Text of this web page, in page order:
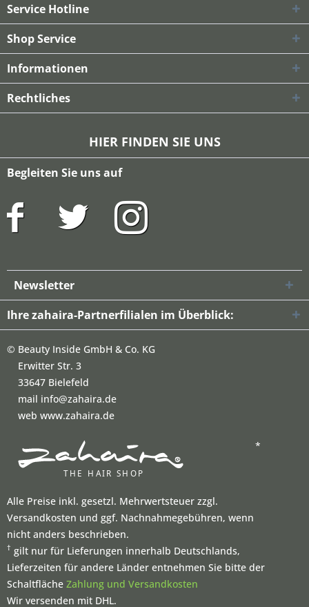
Service Hotline
Shop Service
Informationen
Rechtliches
HIER FINDEN SIE UNS
Begleiten Sie uns auf
Newsletter
Ihre zahaira-Partnerfilialen im Überblick:
© Beauty Inside GmbH & Co. KG
Erwitter Str. 3
33647 Bielefeld
mail info@zahaira.de
web www.zahaira.de
*
Alle Preise inkl. gesetzl. Mehrwertsteuer zzgl.
Versandkosten und ggf. Nachnahmegebühren, wenn
nicht anders beschrieben.
† gilt nur für Lieferungen innerhalb Deutschlands,
Lieferzeiten für andere Länder entnehmen Sie bitte der
Schaltfläche Zahlung und Versandkosten
Wir versenden mit DHL.